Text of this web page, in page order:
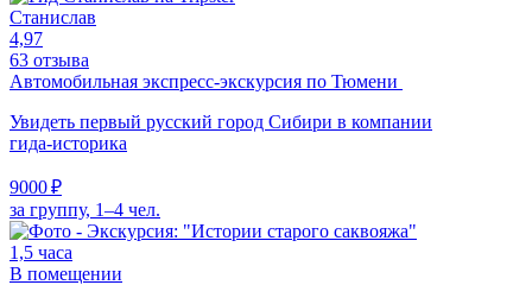
Станислав
4,97
63 отзыва
Автомобильная экспресс-экскурсия по Тюмени
Увидеть первый русский город Сибири в компании
гида-историка
9000 ₽
за группу, 1–4 чел.
1,5 часа
В помещении